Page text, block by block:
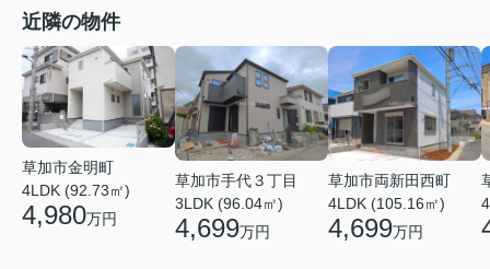
近隣の物件
草加市金明町
4LDK (92.73㎡)
4,980万円
草加市手代３丁目
3LDK (96.04㎡)
4,699万円
草加市両新田西町
4LDK (105.16㎡)
4,699万円